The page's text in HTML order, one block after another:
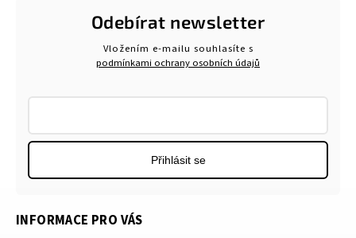
INFORMACE PRO VÁS
Odebírat newsletter
Vložením e-mailu souhlasíte s
podmínkami ochrany osobních údajů
Přihlásit se